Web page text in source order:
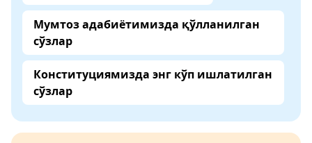
Мумтоз адабиётимизда қўлланилган
сўзлар
Конституциямизда энг кўп ишлатилган
сўзлар